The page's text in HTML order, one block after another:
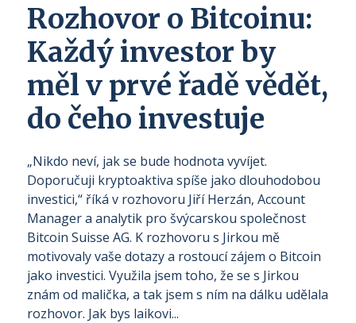
Rozhovor o Bitcoinu:
Každý investor by
měl v prvé řadě vědět,
do čeho investuje
„Nikdo neví, jak se bude hodnota vyvíjet.
Doporučuji kryptoaktiva spíše jako dlouhodobou
investici,“ říká v rozhovoru Jiří Herzán, Account
Manager a analytik pro švýcarskou společnost
Bitcoin Suisse AG. K rozhovoru s Jirkou mě
motivovaly vaše dotazy a rostoucí zájem o Bitcoin
jako investici. Využila jsem toho, že se s Jirkou
znám od malička, a tak jsem s ním na dálku udělala
rozhovor. Jak bys laikovi...